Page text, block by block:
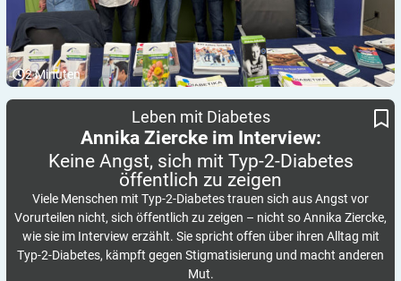
2Minuten
Leben mit Diabetes
Annika Ziercke im Interview:
Keine Angst, sich mit Typ-2-Diabetes
öffentlich zu zeigen
Viele Menschen mit Typ-2-Diabetes trauen sich aus Angst vor
Vorurteilen nicht, sich öffentlich zu zeigen – nicht so Annika Ziercke,
wie sie im Interview erzählt. Sie spricht offen über ihren Alltag mit
Typ-2-Diabetes, kämpft gegen Stigmatisierung und macht anderen
Mut.